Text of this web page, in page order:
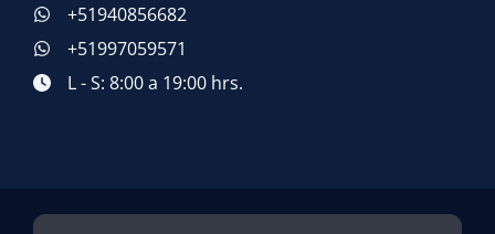
+51940856682
+51997059571
L - S: 8:00 a 19:00 hrs.